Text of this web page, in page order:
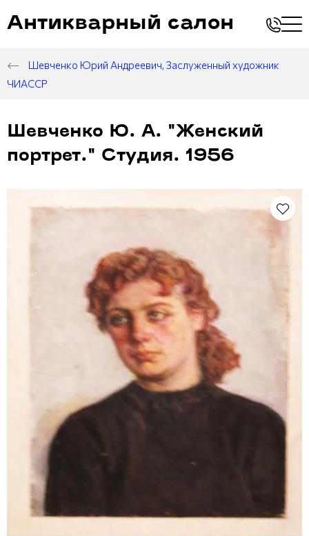
Антикварный салон
Шевченко Юрий Андреевич, Заслуженный художник
ЧИАССР
Шевченко Ю. А. "Женский
портрет." Студия. 1956